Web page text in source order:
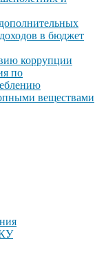
в бюджет
коррупции
по
веществами